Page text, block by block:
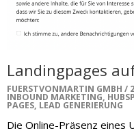
Landingpages
FUERSTVONMARTIN GMBH
INBOUND MARKETING,
PAGES, LEAD GENERIERUNG
Die Online-Präsenz eines